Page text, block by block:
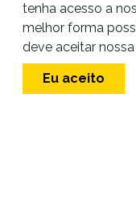
tenha acesso a
melhor forma
deve aceitar nossa
Eu aceito